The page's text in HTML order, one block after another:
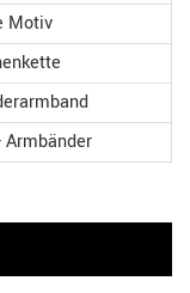
Motiv
Armbänder